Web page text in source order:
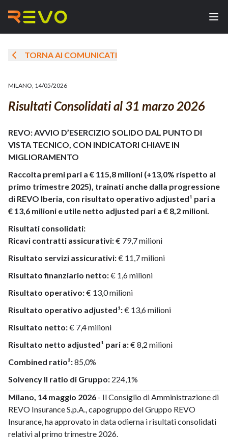
TORNA AI COMUNICATI
MILANO, 14/05/2026
Risultati Consolidati al 31 marzo 2026
REVO: AVVIO D’ESERCIZIO SOLIDO DAL PUNTO DI
VISTA TECNICO, CON INDICATORI CHIAVE IN
MIGLIORAMENTO
Raccolta premi pari a € 115,8 milioni (+13,0% rispetto al
primo trimestre 2025), trainati anche dalla progressione
di REVO Iberia, con risultato operativo adjusted¹ pari a
€ 13,6 milioni e utile netto adjusted pari a € 8,2 milioni.
Risultati consolidati:
Ricavi contratti assicurativi:€ 79,7 milioni
Risultato servizi assicurativi:€ 11,7 milioni
Risultato finanziario netto:€ 1,6 milioni
Risultato operativo:€ 13,0 milioni
Risultato operativo adjusted¹:€ 13,6 milioni
Risultato netto:€ 7,4 milioni
Risultato netto adjusted¹ pari a:€ 8,2 milioni
Combined ratio²:85,0%
Solvency II ratio di Gruppo: 224,1%
Milano, 14 maggio 2026 - Il Consiglio di Amministrazione di
REVO Insurance S.p.A., capogruppo del Gruppo REVO
Insurance, ha approvato in data odierna i risultati consolidati
relativi al primo trimestre 2026.